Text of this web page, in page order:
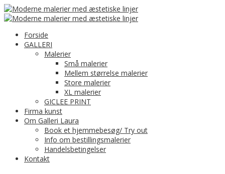
Forside
GALLERI
Malerier
Små malerier
Mellem størrelse malerier
Store malerier
XL malerier
GICLEE PRINT
Firma kunst
Om Galleri Laura
Book et hjemmebesøg/ Try out
Info om bestillingsmalerier
Handelsbetingelser
Kontakt